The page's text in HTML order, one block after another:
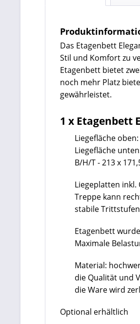
Das Etagenbett
Stil und Komfort zu
Etagenbett bietet
noch mehr Platz
gewährleistet.
1 x Etagenbett
Liegefläche
Liegefläche
B/H/T - 213 x
Liegeplatten
Treppe kann
stabile
Etagenbett
Maximale
Material:
die Qualität und
die Ware wird
Optional erhältlich